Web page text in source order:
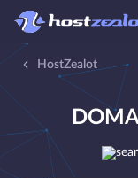
HostZealot